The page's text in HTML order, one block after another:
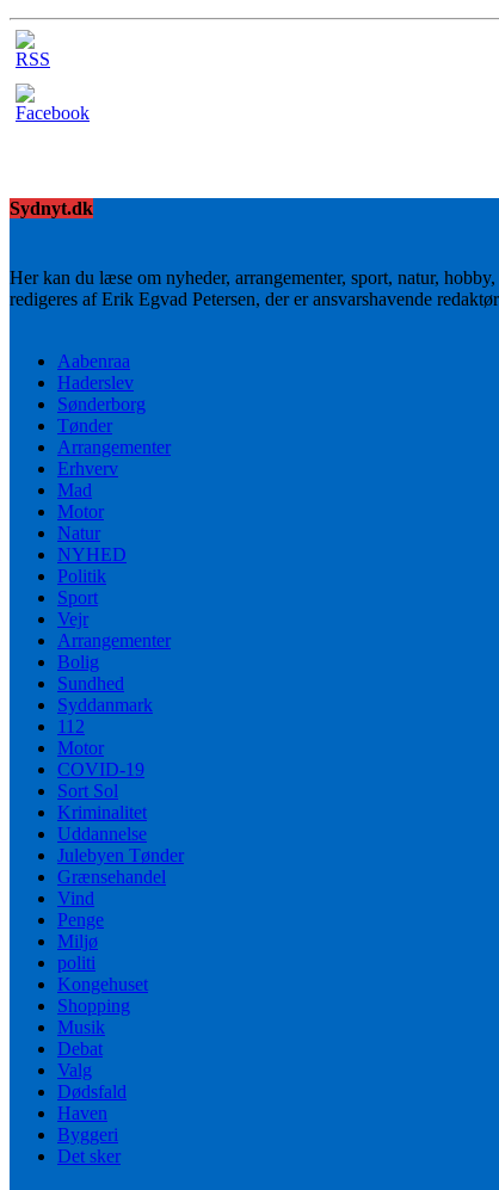
Sydnyt.dk
Her kan du læse om nyheder, arrangementer, sport, natur,
redigeres af Erik Egvad Petersen, der er ansvarshavende
Aabenraa
Haderslev
Sønderborg
Tønder
Arrangementer
Erhverv
Mad
Motor
Natur
NYHED
Politik
Sport
Vejr
Arrangementer
Bolig
Sundhed
Syddanmark
112
Motor
COVID-19
Sort Sol
Kriminalitet
Uddannelse
Julebyen Tønder
Grænsehandel
Vind
Penge
Miljø
politi
Kongehuset
Shopping
Musik
Debat
Valg
Dødsfald
Haven
Byggeri
Det sker